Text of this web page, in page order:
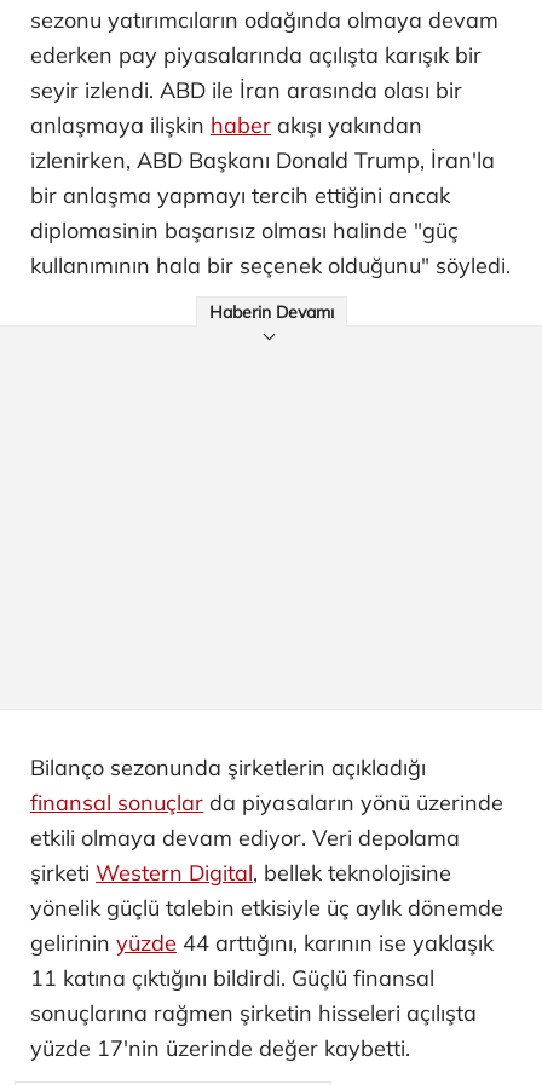
sezonu yatırımcıların odağında olmaya devam
ederken pay piyasalarında açılışta karışık bir
seyir izlendi. ABD ile İran arasında olası bir
anlaşmaya ilişkin haber akışı yakından
izlenirken, ABD Başkanı Donald Trump, İran'la
bir anlaşma yapmayı tercih ettiğini ancak
diplomasinin başarısız olması halinde "güç
kullanımının hala bir seçenek olduğunu" söyledi.
Haberin Devamı
Bilanço sezonunda şirketlerin açıkladığı
finansal sonuçlar da piyasaların yönü üzerinde
etkili olmaya devam ediyor. Veri depolama
şirketi Western Digital, bellek teknolojisine
yönelik güçlü talebin etkisiyle üç aylık dönemde
gelirinin yüzde 44 arttığını, karının ise yaklaşık
11 katına çıktığını bildirdi. Güçlü finansal
sonuçlarına rağmen şirketin hisseleri açılışta
yüzde 17'nin üzerinde değer kaybetti.